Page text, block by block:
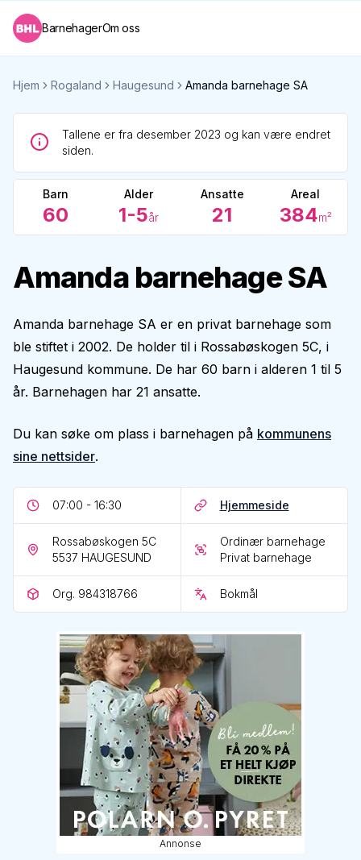
BarnehagerOm oss
Hjem Rogaland Haugesund Amanda barnehage SA
Tallene er fra desember 2023 og kan være endret
siden.
Barn
60
Alder
1-5år
Ansatte
21
Areal
384m²
Amanda barnehage SA
Amanda barnehage SA er en privat barnehage som
ble stiftet i 2002. De holder til i Rossabøskogen 5C, i
Haugesund kommune. De har 60 barn i alderen 1 til 5
år. Barnehagen har 21 ansatte.
Du kan søke om plass i barnehagen på kommunens
sine nettsider.
07:00 - 16:30 Hjemmeside
Rossabøskogen 5C
5537 HAUGESUND
Ordinær barnehage
Privat barnehage
Org. 984318766 Bokmål
Annonse